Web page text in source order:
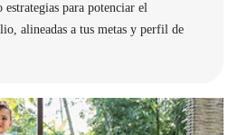
para potenciar el
alineadas a tus metas y perfil de